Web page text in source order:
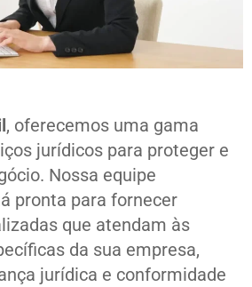
, oferecemos uma gama
jurídicos para proteger e
Nossa equipe
pronta para fornecer
que atendam às
da sua empresa,
jurídica e conformidade